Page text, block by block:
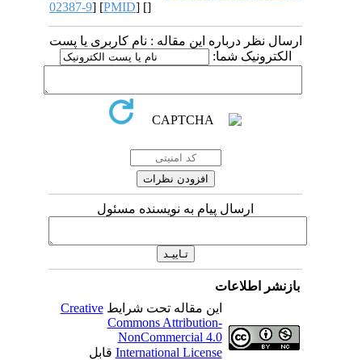
درباره این مقاله : نام کاربری یا پست
ارسال پیام به نویسنده مسئول
این مقاله تحت شرایطCreative
Commons Attribution-
NonCommercial 4.0
International Licenseقابل